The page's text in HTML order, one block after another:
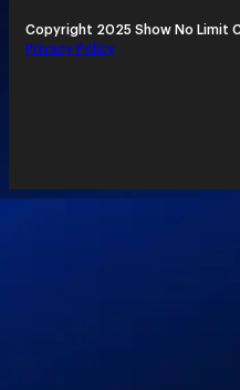
Copyright 2025 Show No Limit
Privacy Policy